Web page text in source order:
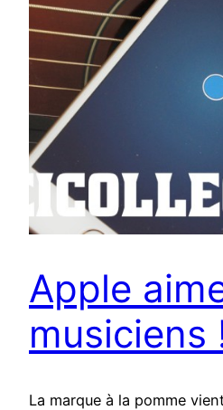
Apple
musiciens
La marque à la pomme